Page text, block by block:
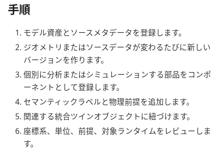
手順
モデル資産とソースメタデータを登録します。
ジオメトリまたはソースデータが変わるたびに新しい
バージョンを作ります。
個別に分析またはシミュレーションする部品をコンポ
ーネントとして登録します。
セマンティックラベルと物理前提を追加します。
関連する統合ツインオブジェクトに紐づけます。
座標系、単位、前提、対象ランタイムをレビューしま
す。